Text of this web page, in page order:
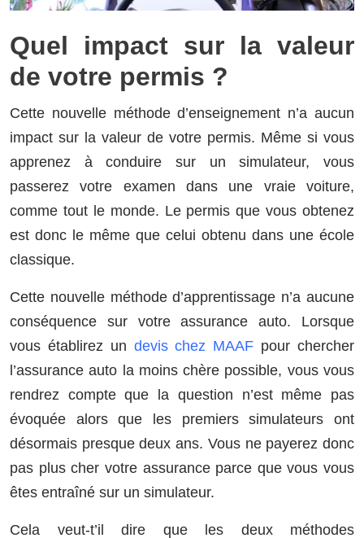
Quel impact sur la valeur
de votre permis ?
Cette nouvelle méthode d’enseignement n’a aucun
impact sur la valeur de votre permis. Même si vous
apprenez à conduire sur un simulateur, vous
passerez votre examen dans une vraie voiture,
comme tout le monde. Le permis que vous obtenez
est donc le même que celui obtenu dans une école
classique.
Cette nouvelle méthode d’apprentissage n’a aucune
conséquence sur votre assurance auto. Lorsque
vous établirez un devis chez MAAF pour chercher
l’assurance auto la moins chère possible, vous vous
rendrez compte que la question n’est même pas
évoquée alors que les premiers simulateurs ont
désormais presque deux ans. Vous ne payerez donc
pas plus cher votre assurance parce que vous vous
êtes entraîné sur un simulateur.
Cela veut-t’il dire que les deux méthodes